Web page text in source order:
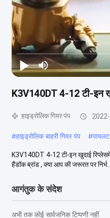
K3V140DT 4-12 टी-इन
हाइड्रोलिक गियर पंप
#हाइड्रोलिक बाहरी गियर पंप #
K3V140DT 4-12 टी-इन खुदाई
हैंडॉक ब्रांड , क्या आप की जरूरत पर निर्भ...
आगंतुक के संदेश
अभी तक कोई सार्वजनिक टिप्पणी नहीं